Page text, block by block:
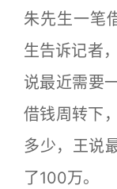
朱先生一笔
生告诉记者
说最近需要
借钱周转下
多少，王说
了100万。